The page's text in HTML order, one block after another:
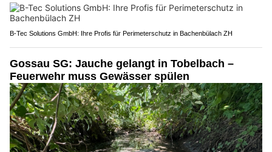
B-Tec Solutions GmbH: Ihre Profis für Perimeterschutz in Bachenbülach ZH
Gossau SG: Jauche gelangt in Tobelbach –
Feuerwehr muss Gewässer spülen